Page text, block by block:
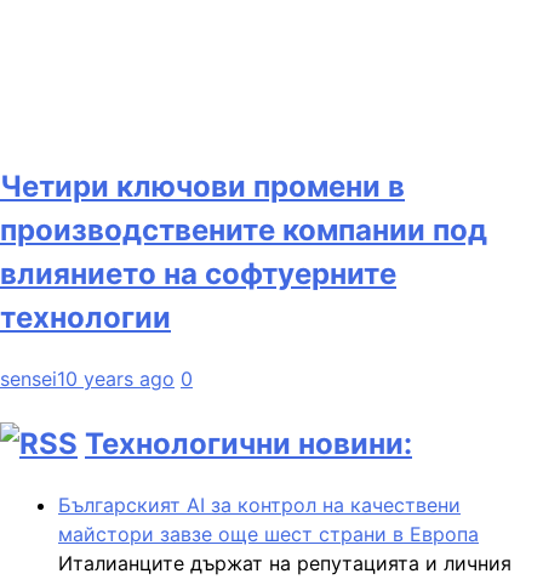
Четири ключови промени в
производствените компании под
влиянието на софтуерните
технологии
sensei10 years ago 0
Технологични новини:
Българският AI за контрол на качествени
майстори завзе още шест страни в Европа
Италианците държат на репутацията и личния